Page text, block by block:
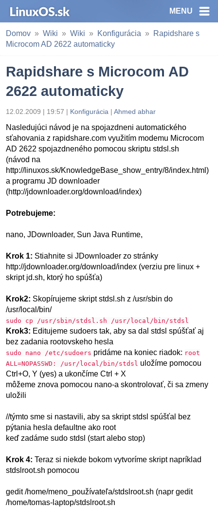
MENU
Domov Wiki Wiki Konfigurácia
Rapidshare s
Microcom AD 2622 automaticky
Rapidshare s Microcom AD
2622 automaticky
12.02.2009 | 19:57 | Konfigurácia | Ahmed abhar
Nasledujúci návod je na spojazdneni automatického
sťahovania z rapidshare.com využitím modemu Microcom
AD 2622 spojazdneného pomocou skriptu stdsl.sh
(návod na
http://linuxos.sk/KnowledgeBase_show_entry/8/index.html)
a programu JD downloader
(http://jdownloader.org/download/index)
Potrebujeme:
nano, JDownloader, Sun Java Runtime,
Krok 1: Stiahnite si JDownloader zo stránky
http://jdownloader.org/download/index (verziu pre linux +
skript jd.sh, ktorý ho spúšťa)
Krok2: Skopírujeme skript stdsl.sh z /usr/sbin do
/usr/local/bin/
sudo cp /usr/sbin/stdsl.sh /usr/local/bin/stdsl
Krok3: Editujeme sudoers tak, aby sa dal stdsl spúšťať aj
bez zadania rootovskeho hesla
sudo nano /etc/sudoers pridáme na koniec riadok: root
ALL=NOPASSWD: /usr/local/bin/stdsl uložíme pomocou
Ctrl+O, Y (yes) a ukončíme Ctrl + X
môžeme znova pomocou nano-a skontrolovať, či sa zmeny
uložili
//týmto sme si nastavili, aby sa skript stdsl spúšťal bez
pýtania hesla defaultne ako root
keď zadáme sudo stdsl (start alebo stop)
Krok 4: Teraz si niekde bokom vytvoríme skript napríklad
stdslroot.sh pomocou
gedit /home/meno_používateľa/stdslroot.sh (napr gedit
/home/tomas-laptop/stdslroot.sh